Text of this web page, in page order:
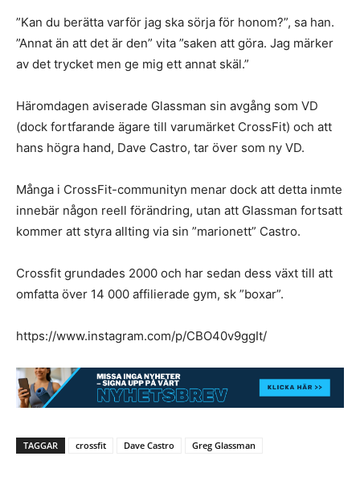
”Kan du berätta varför jag ska sörja för honom?”, sa han.
”Annat än att det är den” vita ”saken att göra. Jag märker
av det trycket men ge mig ett annat skäl.”
Häromdagen aviserade Glassman sin avgång som VD
(dock fortfarande ägare till varumärket CrossFit) och att
hans högra hand, Dave Castro, tar över som ny VD.
Många i CrossFit-communityn menar dock att detta inmte
innebär någon reell förändring, utan att Glassman fortsatt
kommer att styra allting via sin ”marionett” Castro.
Crossfit grundades 2000 och har sedan dess växt till att
omfatta över 14 000 affilierade gym, sk ”boxar”.
https://www.instagram.com/p/CBO40v9ggIt/
TAGGAR crossfit Dave Castro Greg Glassman